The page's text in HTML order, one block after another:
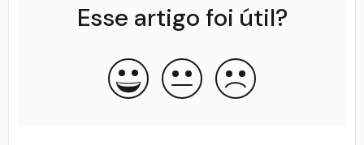
Esse artigo foi útil?